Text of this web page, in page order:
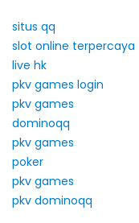
situs qq
slot online terpercaya
live hk
pkv games login
pkv games
dominoqq
pkv games
poker
pkv games
pkv dominoqq